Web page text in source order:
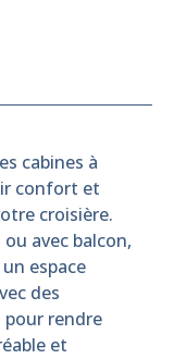
cabines à
confort et
croisière.
avec balcon,
espace
des
pour rendre
et